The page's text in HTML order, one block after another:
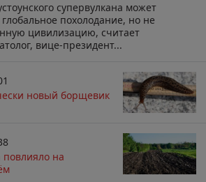
супервулкана может
похолодание, но не
цивилизацию, считает
вице-президент...
новый борщевик
на